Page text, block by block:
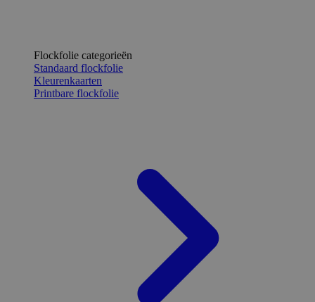
Flockfolie categorieën
Standaard flockfolie
Kleurenkaarten
Printbare flockfolie